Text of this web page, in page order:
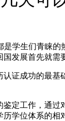
是学生们青
发展首先就
证成功的最
定工作，通
学位体系的相